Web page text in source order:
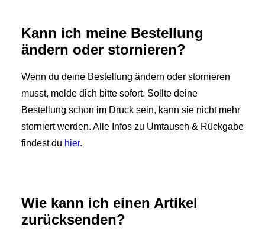
Kann ich meine Bestellung
ändern oder stornieren?
Wenn du deine Bestellung ändern oder stornieren
musst, melde dich bitte sofort. Sollte deine
Bestellung schon im Druck sein, kann sie nicht mehr
storniert werden. Alle Infos zu Umtausch & Rückgabe
findest du hier.
Wie kann ich einen Artikel
zurücksenden?